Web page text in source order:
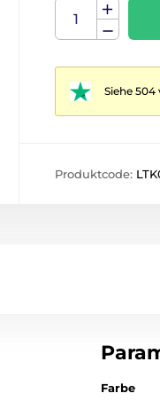
Siehe
Produktcode:
Farbe